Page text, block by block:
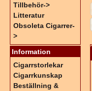
Tillbehör->
Litteratur
Obsoleta Cigarrer-
>
Information
Cigarrstorlekar
Cigarrkunskap
Beställning &